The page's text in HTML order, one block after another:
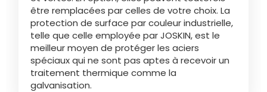
être remplacées par celles de votre choix. La
protection de surface par couleur industrielle,
telle que celle employée par JOSKIN, est le
meilleur moyen de protéger les aciers
spéciaux qui ne sont pas aptes à recevoir un
traitement thermique comme la
galvanisation.